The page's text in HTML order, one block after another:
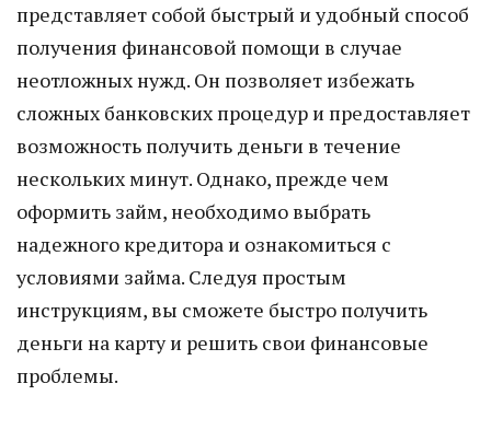
представляет собой быстрый и удобный способ
получения финансовой помощи в случае
неотложных нужд. Он позволяет избежать
сложных банковских процедур и предоставляет
возможность получить деньги в течение
нескольких минут. Однако, прежде чем
оформить займ, необходимо выбрать
надежного кредитора и ознакомиться с
условиями займа. Следуя простым
инструкциям, вы сможете быстро получить
деньги на карту и решить свои финансовые
проблемы.